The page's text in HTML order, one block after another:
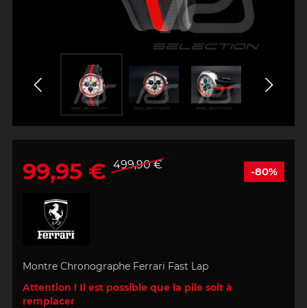
99,95 € 499,90 € -80%
Montre Chronographe Ferrari Fast Lap
Attention ! Il est possible que la pile soit à
remplacer